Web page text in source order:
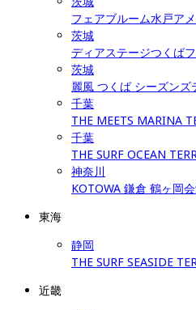
フェアブルーム水戸ア
茨城
ディアステージつくば
茨城
麗風 つくば シーズンズ
千葉
THE MEETS MARINA
千葉
THE SURF OCEAN
神奈川
KOTOWA 鎌倉 鶴ヶ岡
東海
静岡
THE SURF SEASIDE
近畿